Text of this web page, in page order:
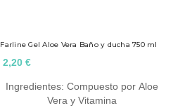
Farline Gel Aloe Vera Baño y ducha 750 ml
2,20 €
Ingredientes: Compuesto por Aloe
Vera y Vitamina